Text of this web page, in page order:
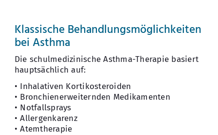
Klassische Behandlungsmöglichkeiten
bei Asthma
Die schulmedizinische Asthma-Therapie basiert
hauptsächlich auf:
• Inhalativen Kortikosteroiden
• Bronchienerweiternden Medikamenten
• Notfallsprays
• Allergenkarenz
• Atemtherapie